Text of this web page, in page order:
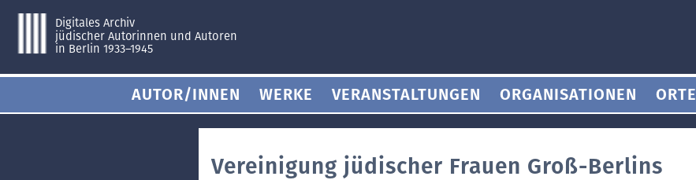
Digitales Archiv
jüdischer Autorinnen und Autoren
in Berlin 1933–1945
AUTOR/INNEN WERKE VERANSTALTUNGEN ORGANISATIONEN ORTE
Vereinigung jüdischer Frauen Groß-Berlins